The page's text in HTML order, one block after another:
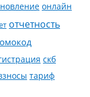
онлайн
отчетность
скб
тариф